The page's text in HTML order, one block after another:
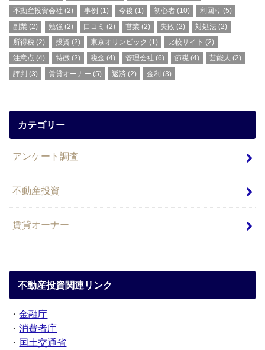
不動産投資会社 (2) 事例 (1) 今後 (1) 初心者 (10) 利回り (5)
副業 (2) 勉強 (2) 口コミ (2) 営業 (2) 失敗 (2) 対処法 (2)
所得税 (2) 投資 (2) 東京オリンピック (1) 比較サイト (2)
注意点 (4) 特徴(2) 税金 (4) 管理会社 (6) 節税 (4) 芸能人 (2)
評判 (3) 賃貸オーナー (5) 返済 (2) 金利 (3)
カテゴリー
アンケート調査
不動産投資
賃貸オーナー
不動産投資関連リンク
・金融庁
・消費者庁
・ 国土交通省